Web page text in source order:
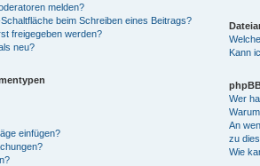
melden?
beim Schreiben eines Beitrags?
freigegeben werden?
neu?
einfügen?
Kann
Wer
An
zu
Wie